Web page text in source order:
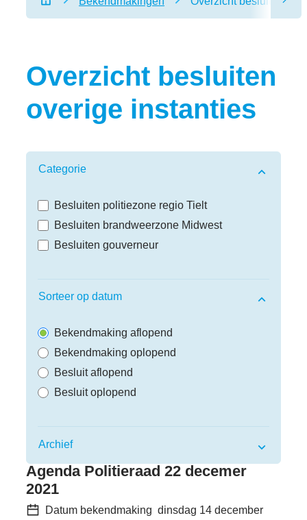
Startpagina
Overzicht besluiten
overige instanties
Verfijn of wijzig resultaten
Categorie
Besluiten politiezone regio Tielt
Besluiten brandweerzone Midwest
Besluiten gouverneur
Sorteer op datum
Bekendmaking aflopend
Bekendmaking oplopend
Besluit aflopend
Besluit oplopend
Archief
Bekendmakingen
Agenda Politieraad 22 decemer
2021
Datum bekendmaking dinsdag 14 december